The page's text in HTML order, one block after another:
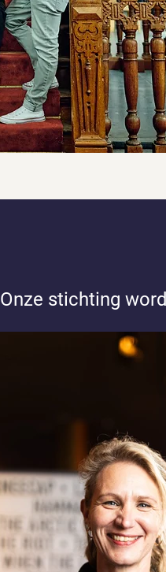
Onze stichting